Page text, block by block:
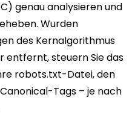
genau analysieren und
Wurden
des Kernalgorithmus
entfernt, steuern Sie das
robots.txt-Datei, den
Tags – je nach